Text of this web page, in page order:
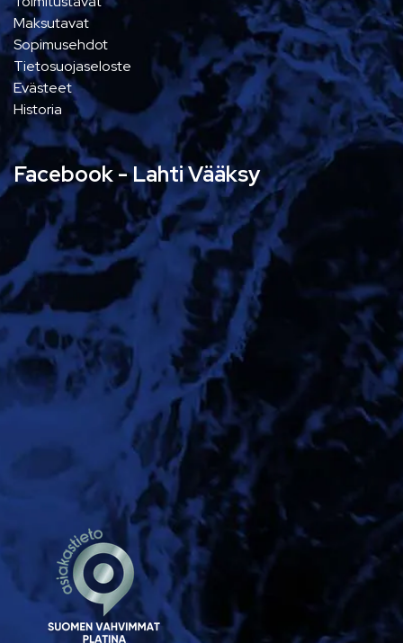
Maksutavat
Sopimusehdot
Tietosuojaseloste
Evästeet
Historia
Facebook - Lahti Vääksy